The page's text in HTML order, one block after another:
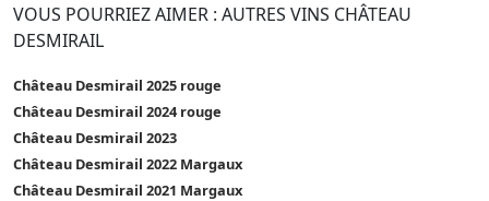
VOUS POURRIEZ AIMER : AUTRES VINS CHÂTEAU
DESMIRAIL
Château Desmirail 2025 rouge
Château Desmirail 2024 rouge
Château Desmirail 2023
Château Desmirail 2022 Margaux
Château Desmirail 2021 Margaux